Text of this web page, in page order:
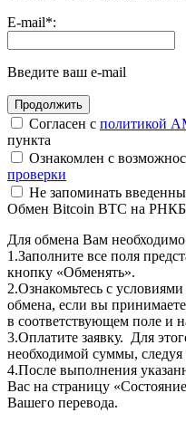
E-mail*:
Введите ваш e-mail
Согласен с политикой
пункта
Ознакомлен с
проверки
Не запоминать
Обмен Bitcoin BTC на
Для обмена Вам
1.Заполните все поля
кнопку «Обменять».
2.Ознакомьтесь с
обмена, если вы
в соответствующем поле и
3.Оплатите заявку. Для
необходимой суммы,
4.После выполнения
Вас на страницу «Состояние
Вашего перевода.